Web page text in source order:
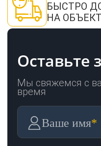
Декор
Изоляция
Инструменты
Продукция из
дерева
БЫСТРО
НА
Оставьте
Мы свяжемся с
время
Ваше имя*